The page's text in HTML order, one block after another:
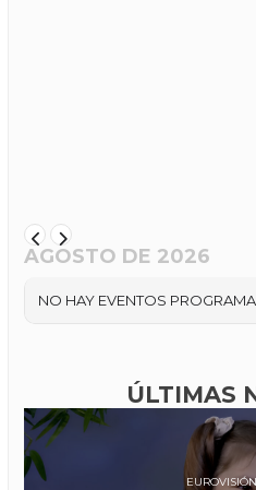
AGOSTO DE 2026
NO HAY EVENTOS
ÚLTIMAS